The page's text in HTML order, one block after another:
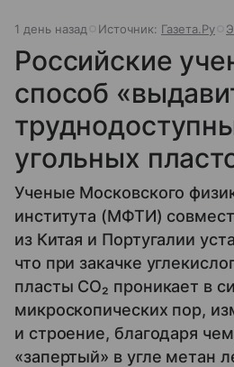
1 день назад Источник: Газета.Ру
Российские
способ
угольных
Ученые Московского
института (МФТИ)
из Китая и Португалии
что при закачке
пласты CO₂ проникает в
микроскопических пор,
и строение, благодаря
«запертый» в угле метан